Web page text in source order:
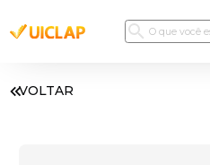
VOLTAR